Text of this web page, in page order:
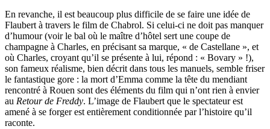
En revanche, il est beaucoup plus difficile de se faire une idée de
Flaubert à travers le film de Chabrol. Si celui-ci ne doit pas manquer
d’humour (voir le bal où le maître d’hôtel sert une coupe de
champagne à Charles, en précisant sa marque, « de Castellane », et
où Charles, croyant qu’il se présente à lui, répond : « Bovary » !),
son fameux réalisme, bien décrit dans tous les manuels, semble friser
le fantastique gore : la mort d’Emma comme la tête du mendiant
rencontré à Rouen sont des éléments du film qui n’ont rien à envier
au Retour de Freddy. L’image de Flaubert que le spectateur est
amené à se forger est entièrement conditionnée par l’histoire qu’il
raconte.